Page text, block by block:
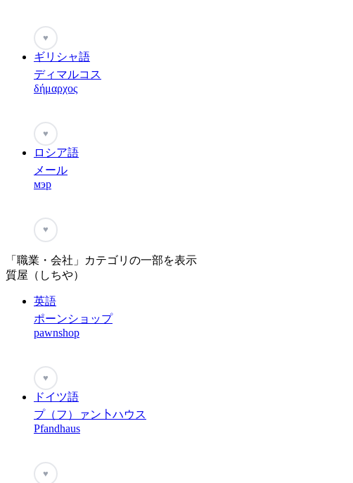
♥
ギリシャ語
ディマルコス
δήμαρχος
♥
ロシア語
メール
мэр
♥
「職業・会社」カテゴリの一部を表示
質屋（しちや）
英語
ポーンショップ
pawnshop
♥
ドイツ語
プ（フ）ァン卜ハウス
Pfandhaus
♥